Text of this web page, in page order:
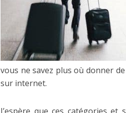
vous ne savez plus où donner
sur internet.